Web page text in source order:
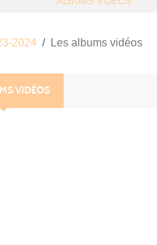
2024 Les albums vidéos
VIDÉOS